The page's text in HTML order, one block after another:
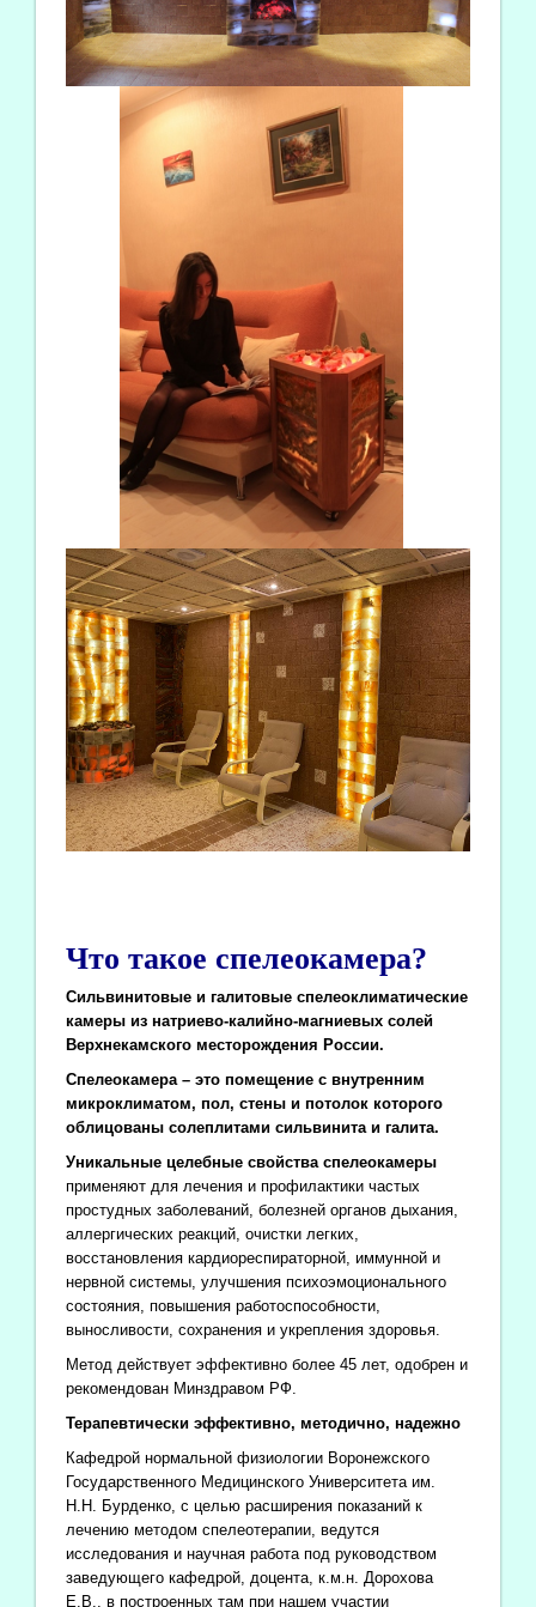
Что такое спелеокамера?
Сильвинитовые и галитовые спелеоклиматические
камеры из натриево-калийно-магниевых солей
Верхнекамского месторождения России.
Спелеокамера – это помещение с внутренним
микроклиматом, пол, стены и потолок которого
облицованы солеплитами сильвинита и галита.
Уникальные целебные свойства спелеокамеры
применяют для лечения и профилактики частых
простудных заболеваний, болезней органов дыхания,
аллергических реакций, очистки легких,
восстановления кардиореспираторной, иммунной и
нервной системы, улучшения психоэмоционального
состояния, повышения работоспособности,
выносливости, сохранения и укрепления здоровья.
Метод действует эффективно более 45 лет, одобрен и
рекомендован Минздравом РФ.
Терапевтически эффективно, методично, надежно
Кафедрой нормальной физиологии Воронежского
Государственного Медицинского Университета им.
Н.Н. Бурденко, с целью расширения показаний к
лечению методом спелеотерапии, ведутся
исследования и научная работа под руководством
заведующего кафедрой, доцента, к.м.н. Дорохова
Е.В., в построенных там при нашем участии